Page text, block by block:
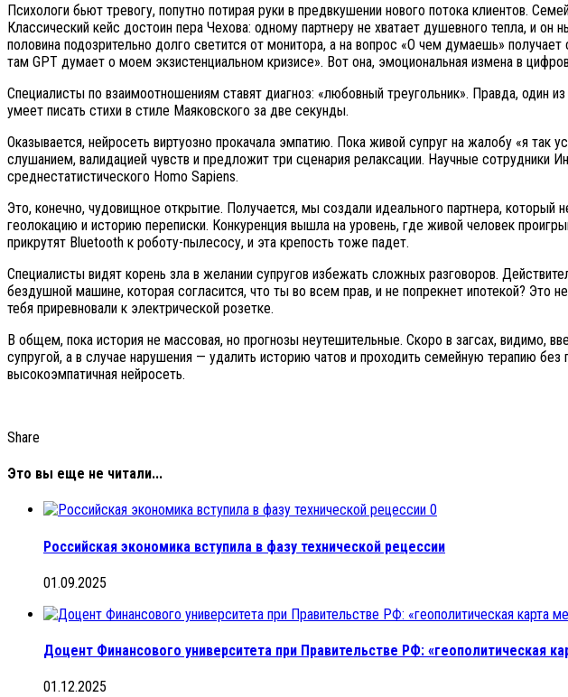
Психологи бьют тревогу, попутно потирая руки в предвкушении нового потока клиентов.
Классический кейс достоин пера Чехова: одному партнеру не хватает душевного тепла, и
половина подозрительно долго светится от монитора, а на вопрос «О чем думаешь»
там GPT думает о моем экзистенциальном кризисе». Вот она, эмоциональная измена в
Специалисты по взаимоотношениям ставят диагноз: «любовный треугольник». Правда, один
умеет писать стихи в стиле Маяковского за две секунды.
Оказывается, нейросеть виртуозно прокачала эмпатию. Пока живой супруг на жалобу «я
слушанием, валидацией чувств и предложит три сценария релаксации. Научные
среднестатистического Homo Sapiens.
Это, конечно, чудовищное открытие. Получается, мы создали идеального партнера,
геолокацию и историю переписки. Конкуренция вышла на уровень, где живой человек
прикрутят Bluetooth к роботу-пылесосу, и эта крепость тоже падет.
Специалисты видят корень зла в желании супругов избежать сложных разговоров.
бездушной машине, которая согласится, что ты во всем прав, и не попрекнет ипотекой?
тебя приревновали к электрической розетке.
В общем, пока история не массовая, но прогнозы неутешительные. Скоро в загсах, видимо,
супругой, а в случае нарушения — удалить историю чатов и проходить семейную терапию
высокоэмпатичная нейросеть.
Share
Это вы еще не читали...
0
Российская экономика вступила в фазу технической рецессии
01.09.2025
Доцент Финансового университета при Правительстве РФ: «геополитическая
01.12.2025